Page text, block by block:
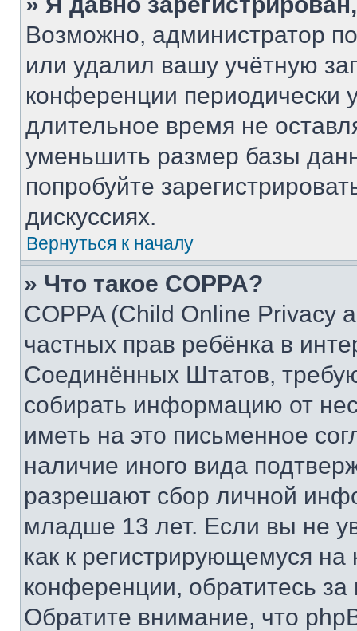
Возможно, администратор
или удалил вашу учётную
конференции периодически
длительное время не
уменьшить размер базы
попробуйте
дискуссиях.
Вернуться к началу
» Что такое COPPA?
COPPA (Child Online Privacy
частных прав ребёнка в
Соединённых Штатов,
собирать информацию от
иметь на это письменное
наличие иного вида
разрешают сбор личной
младше 13 лет. Если вы не
как к регистрирующемуся
конференции, обратитесь
Обратите внимание, что